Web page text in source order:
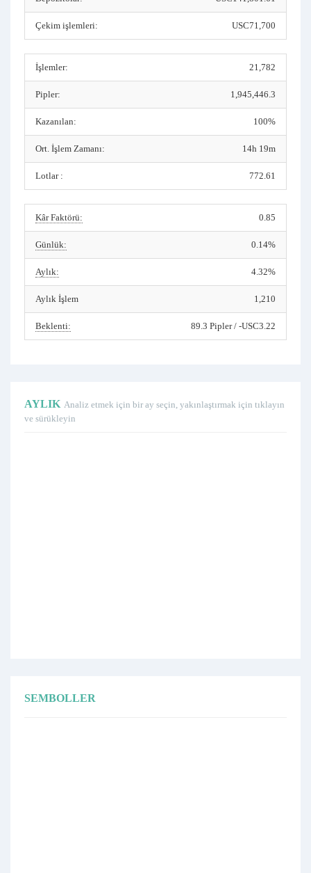
Çekim işlemleri: USC71,700
İşlemler: 21,782
Pipler: 1,945,446.3
Kazanılan: 100%
Ort. İşlem Zamanı: 14h 19m
Lotlar : 772.61
Kâr Faktörü: 0.85
Günlük: 0.14%
Aylık: 4.32%
Aylık İşlem 1,210
Beklenti: 89.3 Pipler / -USC3.22
AYLIK Analiz etmek için bir ay seçin, yakınlaştırmak için tıklayın
ve sürükleyin
SEMBOLLER